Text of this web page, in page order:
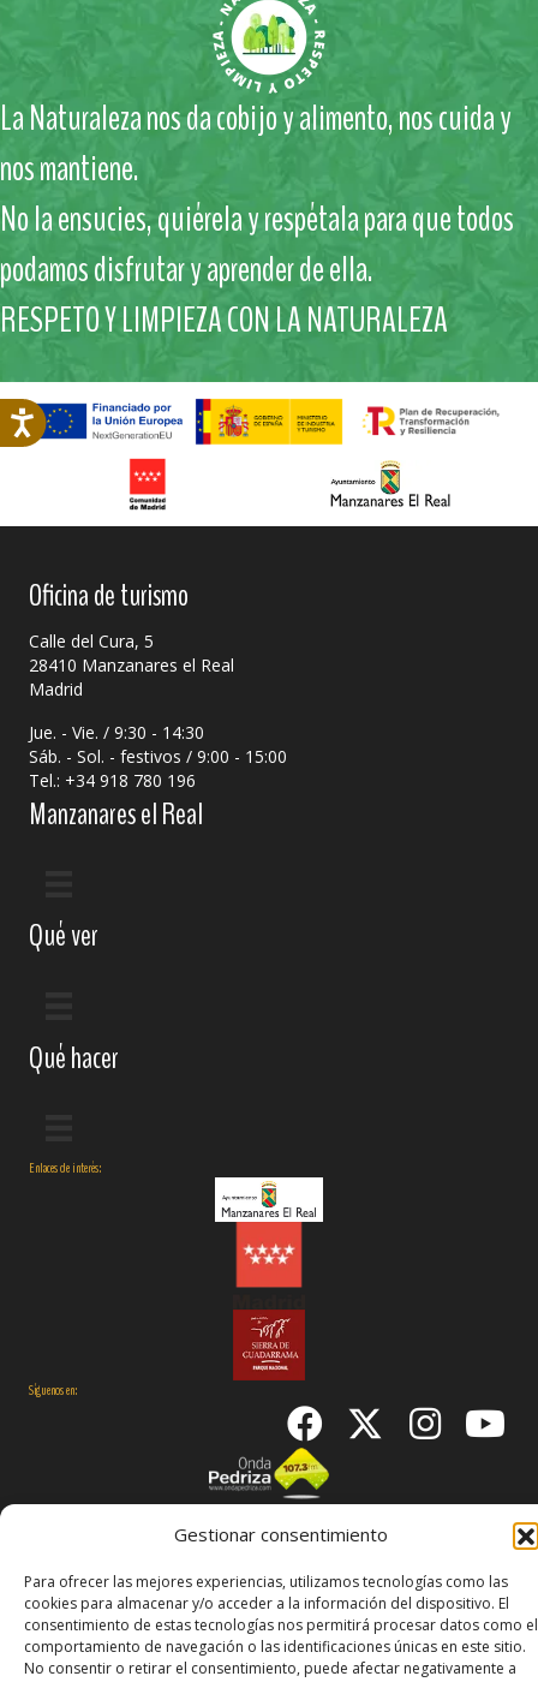
Gestionar consentimiento
Para ofrecer las mejores experiencias, utilizamos tecnologías como las
cookies para almacenar y/o acceder a la información del dispositivo. El
consentimiento de estas tecnologías nos permitirá procesar datos como el
comportamiento de navegación o las identificaciones únicas en este sitio.
No consentir o retirar el consentimiento, puede afectar negativamente a
La Naturaleza nos da cobijo y alimento, nos cuida y
nos mantiene.
No la ensucies, quiérela y respétala para que todos
podamos disfrutar y aprender de ella.
RESPETO Y LIMPIEZA CON LA NATURALEZA
Oficina de turismo
Calle del Cura, 5
28410 Manzanares el Real
Madrid
Jue. - Vie. / 9:30 - 14:30
Sáb. - Sol. - festivos / 9:00 - 15:00
Tel.: +34 918 780 196
Manzanares el Real
Qué ver
Qué hacer
Enlaces de interés:
Síguenos en:
© 2026 Manzanares El Real Aviso Legal
Política de
Cookies
Declaración de accesibilidad